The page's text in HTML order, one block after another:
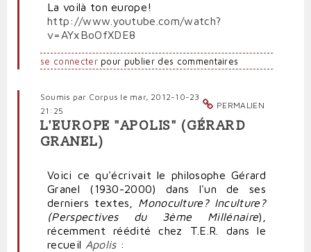
La voilà ton europe!
http://www.youtube.com/watch?
v=AYxBoOfXDE8
se connecterpour publier des commentaires
PERMALIEN
Soumis par Corpus le mar, 2012-10-23
21:25
L'EUROPE "APOLIS" (GÉRARD
GRANEL)
Voici ce qu'écrivait le philosophe Gérard
Granel (1930-2000) dans l'un de ses
derniers textes, Monoculture? Inculture?
(Perspectives du 3ème Millénaire),
récemment réédité chez T.E.R. dans le
recueil Apolis: